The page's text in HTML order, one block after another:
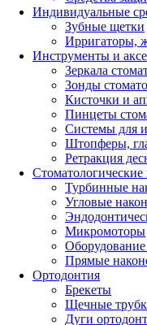
Индивидуальные
Зубные щетки
Ирригаторы,
Инструменты и
Зеркала
Зонды
Кисточки и
Пинцеты
Системы для
Штопферы,
Ретракция
Турбинные
Угловые
Микромоторы
Оборудование
Прямые
Ортодонтия
Брекеты
Щечные
Дуги